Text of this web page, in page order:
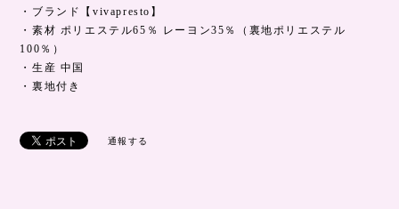
・ブランド【vivapresto】
・素材 ポリエステル65％ レーヨン35％（裏地ポリエステル
100％）
・生産 中国
・裏地付き
通報する